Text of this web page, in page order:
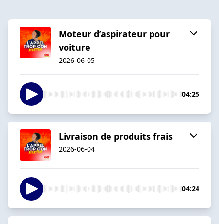
Moteur d’aspirateur pour
voiture
2026-06-05
04:25
Livraison de produits frais
2026-06-04
04:24